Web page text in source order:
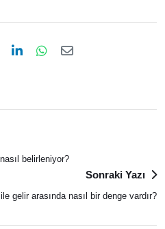
belirleniyor?
Sonraki Yazı
gelir arasında nasıl bir denge vardır?